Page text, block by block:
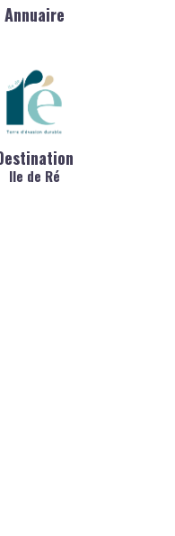
Annuaire
Ile de Ré